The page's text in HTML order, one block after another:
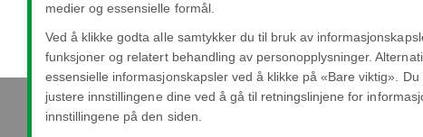
Heads Up Display (HUD): Ofte kalt frontrutevisning
direkte i førerens eller brukerens siktlinje, slik at man
medier og essensielle formål.
Ved å klikke godta alle samtykker du til bruk av
funksjoner og relatert behandling av personopplysninger.
essensielle informasjonskapsler ved å klikke på «Bare viktig».
justere innstillingene dine ved å gå til retningslinjene for
innstillingene på den siden.